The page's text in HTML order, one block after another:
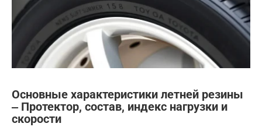
Основные характеристики летней резины
‒ Протектор, состав, индекс нагрузки и
скорости